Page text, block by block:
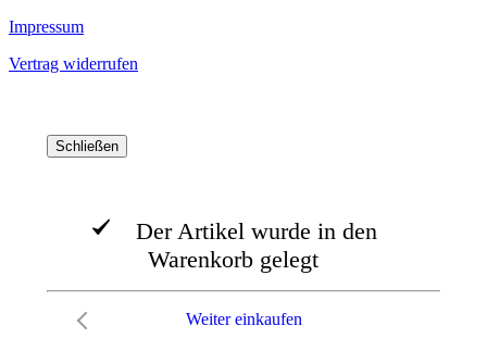
Impressum
Vertrag widerrufen
Schließen
Der Artikel wurde in den
Warenkorb gelegt
Weiter einkaufen